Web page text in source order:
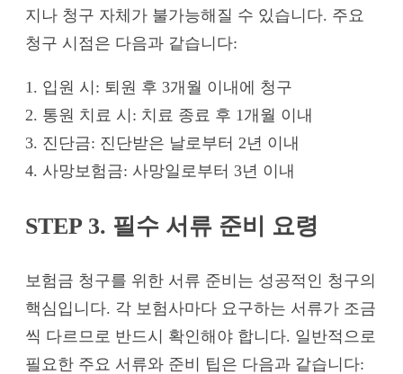
지나 청구 자체가 불가능해질 수 있습니다. 주요
청구 시점은 다음과 같습니다:
1. 입원 시: 퇴원 후 3개월 이내에 청구
2. 통원 치료 시: 치료 종료 후 1개월 이내
3. 진단금: 진단받은 날로부터 2년 이내
4. 사망보험금: 사망일로부터 3년 이내
STEP 3. 필수 서류 준비 요령
보험금 청구를 위한 서류 준비는 성공적인 청구의
핵심입니다. 각 보험사마다 요구하는 서류가 조금
씩 다르므로 반드시 확인해야 합니다. 일반적으로
필요한 주요 서류와 준비 팁은 다음과 같습니다: